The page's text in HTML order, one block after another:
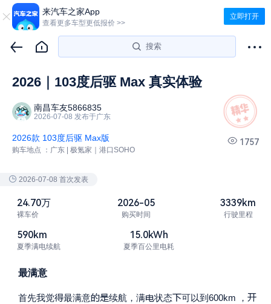
来汽车之家App
查看更多车型更低报价 >>
立即打开
搜索
2026｜103度后驱 Max 真实体验
南昌车友5866835
2026-07-08 发布于广东
2026款 103度后驱 Max版
购车地点 ： 广东 | 极氪家｜港口SOHO
1757
2026-07-08 首次发表
24.70万
裸车价
2026-05
购买时间
3339km
行驶里程
590km
夏季满电续航
15.0kWh
夏季百公里电耗
最满意
首先我觉最满意续航，满状态可以到600km ， 